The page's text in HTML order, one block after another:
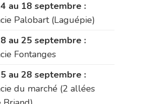
au 18 septembre :
Palobart (Laguépie)
au 25 septembre :
Fontanges
au 28 septembre :
du marché (2 allées